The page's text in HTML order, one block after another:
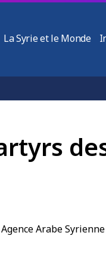
La Syrie et le Monde